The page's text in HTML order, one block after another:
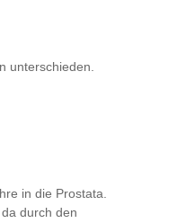
unterschieden.
in die Prostata.
durch den